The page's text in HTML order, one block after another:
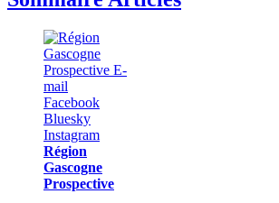
Région
Gascogne
Prospective